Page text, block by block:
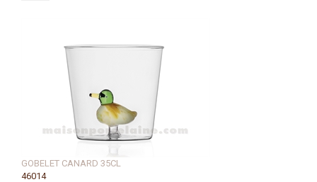
GOBELET CANARD 35CL
46014